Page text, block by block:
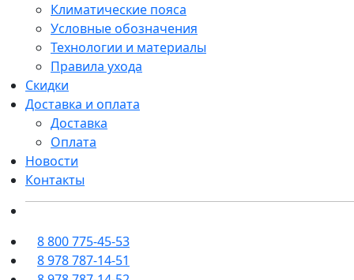
Климатические пояса
Условные обозначения
Технологии и материалы
Правила ухода
Скидки
Доставка и оплата
Доставка
Оплата
Новости
Контакты
8 800 775-45-53
8 978 787-14-51